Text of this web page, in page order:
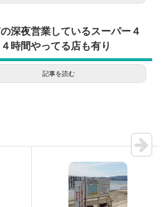
深夜営業しているスーパー４
時間やってる店も有り
記事を読む